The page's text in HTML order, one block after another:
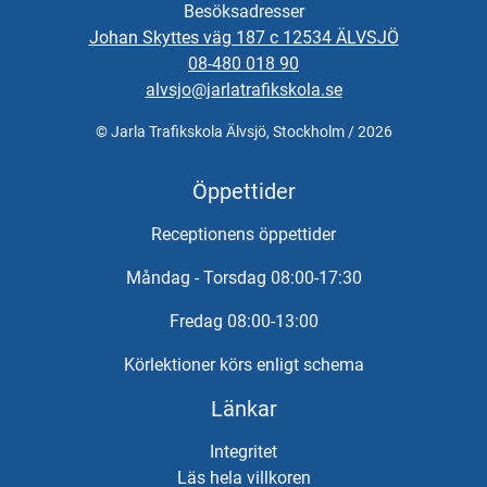
extra avdrag på totalbeloppet för lektionerna på 10% enligt
STR:s praxis.
Kontakta oss för bokning.
trafikskolan så hjälper vi er.
Besöksadresser
Johan Skyttes väg 187 c 12534 ÄLVSJÖ
08-480 018 90
alvsjo@jarlatrafikskola.se
© Jarla Trafikskola Älvsjö, Stockholm / 2026
Öppettider
Receptionens öppettider
Måndag - Torsdag 08:00-17:30
Fredag 08:00-13:00
Körlektioner körs enligt schema
Länkar
Integritet
Läs hela villkoren